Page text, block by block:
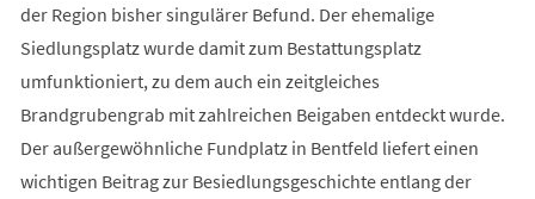
der Region bisher singulärer Befund. Der ehemalige
Siedlungsplatz wurde damit zum Bestattungsplatz
umfunktioniert, zu dem auch ein zeitgleiches
Brandgrubengrab mit zahlreichen Beigaben entdeckt wurde.
Der außergewöhnliche Fundplatz in Bentfeld liefert einen
wichtigen Beitrag zur Besiedlungsgeschichte entlang der